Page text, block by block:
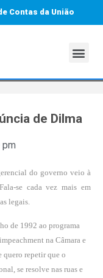
Contas da União
de Dilma
pm
do governo veio à
se cada vez mais em
legais.
de 1992 ao programa
na Câmara e
quero repetir que o
se resolve nas ruas e